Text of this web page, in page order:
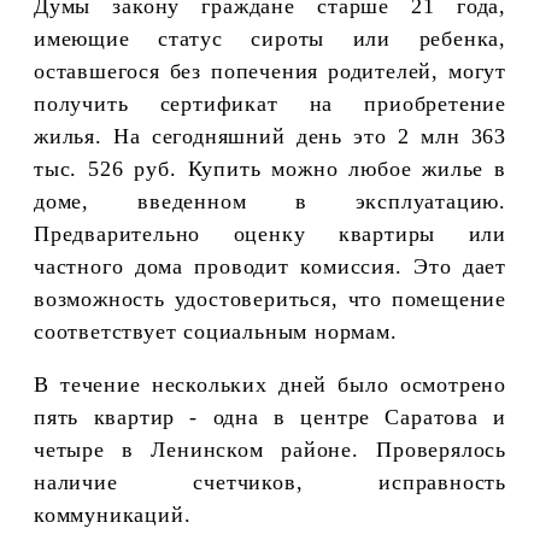
Думы закону граждане старше 21 года,
имеющие статус сироты или ребенка,
оставшегося без попечения родителей, могут
получить сертификат на приобретение
жилья. На сегодняшний день это 2 млн 363
тыс. 526 руб. Купить можно любое жилье в
доме, введенном в эксплуатацию.
Предварительно оценку квартиры или
частного дома проводит комиссия. Это дает
возможность удостовериться, что помещение
соответствует социальным нормам.
В течение нескольких дней было осмотрено
пять квартир - одна в центре Саратова и
четыре в Ленинском районе. Проверялось
наличие счетчиков, исправность
коммуникаций.